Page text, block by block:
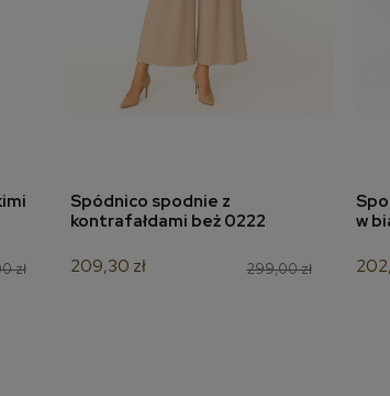
zł
dodaj do koszyka
Spódnico spodnie z
kontrafałdami beż 0222
299,00 zł
209,30 zł
w